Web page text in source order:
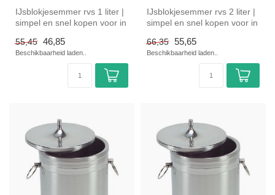
IJsblokjesemmer rvs 1 liter |
simpel en snel kopen voor in
55,45 46,85
Beschikbaarheid laden..
IJsblokjesemmer rvs 2 liter |
simpel en snel kopen voor in
66,35 55,65
Beschikbaarheid laden..